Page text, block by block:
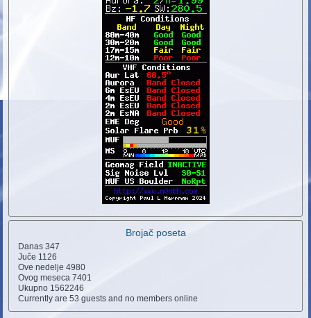
Brojač poseta
Danas347
Juče 1126
Ove nedelje4980
Ovog meseca7401
Ukupno 1562246
Currently are 53 guests and no members online